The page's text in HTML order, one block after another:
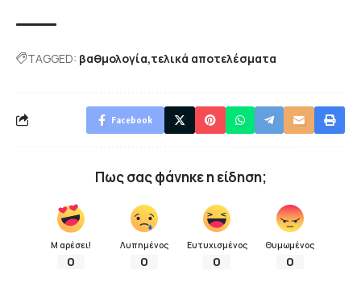
TAGGED: βαθμολογία τελικά αποτελέσματα
Facebook
Πως σας φάνηκε η είδηση;
Μ αρέσει!
0
Λυπημένος
0
Ευτυχισμένος
0
Θυμωμένος
0